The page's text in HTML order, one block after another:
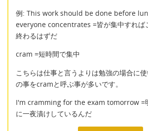
例: This work should be done before
everyone concentrates =皆が集中すれば
終わるはずだ
cram =短時間で集中
こちらは仕事と言うよりは勉強の場合に
の事をcramと呼ぶ事が多いです。
I'm cramming for the exam tomorrow =
に一夜漬けしているんだ